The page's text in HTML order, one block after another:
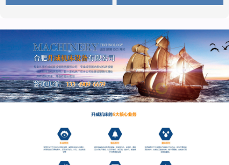
cw系列普通卧式车床
NL系列—数控卧式车床
gls-150 系列
cak系列数控车床
gls-2800 3300 系列
高效型立式加工中心——VM1370S
卧式加工中心-HE50D
高速型龙门加工中心-PM1230HA
高速直联龙门加工中心-PM2030L
动柱型立式加工中心-VM840T
五轴立式加工中心-VM450F
精密外圆磨床
伺服电动平面磨床
30系列平面磨床
高速外圆磨床
加长型平面磨床
50系列平面磨床
卧式四轴加工中心
三轴立式加工中心
细孔电火花加工机床—EDBV3
细孔电火花加工机床—EDBV8
高速钻攻机 tc640 (2)
af系列自动落地铣镗床
高速钻攻机 tc640
ah系列自动铣镗床
线轨加工中心 vl650
pbc系列数控刨台卧式铣镗床 (2)
EXPLORER 桥式三坐标测量机
针对大中型测量产品
GLOBAL-三坐标
GLOBAL GOLD—三坐标
EQ系列光纤激光打标机
CO₂-PCBA500D 双头激光打标机
G系列光纤激光切割机
HF系列高速光纤激光切割机
P6018D激光切管机
W系列热成型三维五轴激光切割机